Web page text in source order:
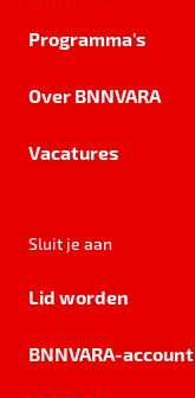
Programma's
Over BNNVARA
Vacatures
Sluit je aan
Lid worden
BNNVARA-account